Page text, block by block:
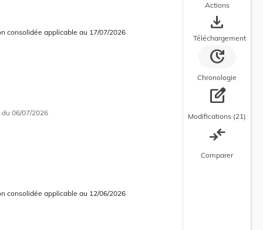
en cours d’application
consolidée applicable au 17/07/2026
du 06/07/2026
courante
consolidée obsolète
consolidée applicable au 12/06/2026
Actions
save_alt
Téléchargement
update
Chronologie
edit_square
Modifications (21)
compare_arrows
Comparer